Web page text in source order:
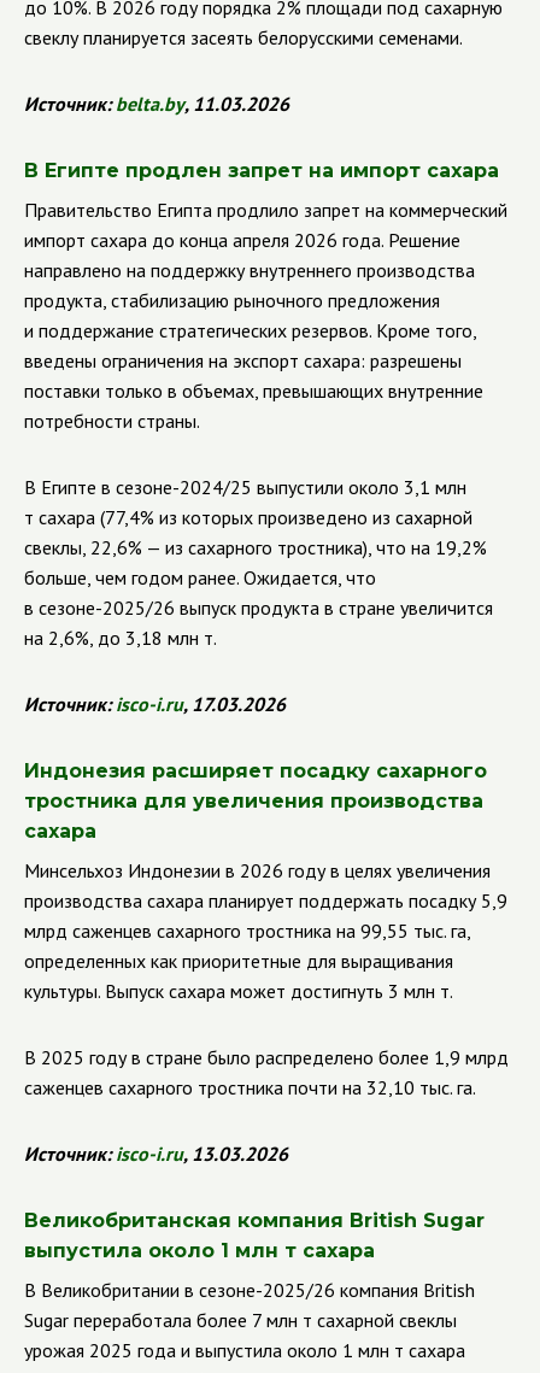
до 10%. В 2026 году порядка 2% площади под сахарную
свеклу планируется засеять белорусскими семенами.
Источник:belta.by, 11.03.2026
В Египте продлен запрет на импорт сахара
Правительство Египта продлило запрет на коммерческий
импорт сахара до конца апреля 2026 года. Решение
направлено на поддержку внутреннего производства
продукта, стабилизацию рыночного предложения
и поддержание стратегических резервов. Кроме того,
введены ограничения на экспорт сахара: разрешены
поставки только в объемах, превышающих внутренние
потребности страны.
В Египте в сезоне-2024/25 выпустили около 3,1 млн
т сахара (77,4% из которых произведено из сахарной
свеклы, 22,6% — из сахарного тростника), что на 19,2%
больше, чем годом ранее. Ожидается, что
в сезоне-2025/26 выпуск продукта в стране увеличится
на 2,6%, до 3,18 млн т.
Источник:isco-i.ru, 17.03.2026
Индонезия расширяет посадку сахарного
тростника для увеличения производства
сахара
Минсельхоз Индонезии в 2026 году в целях увеличения
производства сахара планирует поддержать посадку 5,9
млрд саженцев сахарного тростника на 99,55 тыс. га,
определенных как приоритетные для выращивания
культуры. Выпуск сахара может достигнуть 3 млн т.
В 2025 году в стране было распределено более 1,9 млрд
саженцев сахарного тростника почти на 32,10 тыс. га.
Источник:isco-i.ru, 13.03.2026
Великобританская компания British Sugar
выпустила около 1 млн т сахара
В Великобритании в сезоне-2025/26 компания British
Sugar переработала более 7 млн т сахарной свеклы
урожая 2025 года и выпустила около 1 млн т сахара